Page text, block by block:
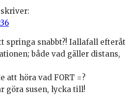
skriver:
springa snabbt?! Iallafall efteråt
både vad gäller distans,
att höra vad FORT =?
göra susen, lycka till!